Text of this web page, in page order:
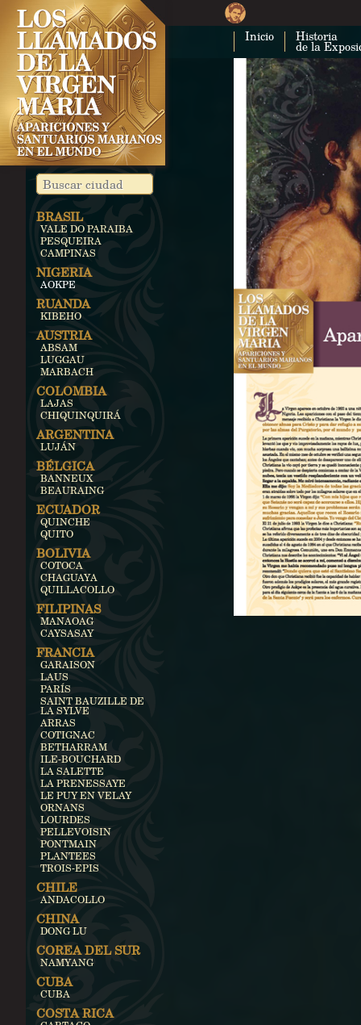
Inicio Historia
de la
BRASIL
VALE DO PARAIBA
PESQUEIRA
CAMPINAS
NIGERIA
AOKPE
RUANDA
KIBEHO
AUSTRIA
ABSAM
LUGGAU
MARBACH
COLOMBIA
LAJAS
CHIQUINQUIRÁ
ARGENTINA
LUJÁN
BÉLGICA
BANNEUX
BEAURAING
ECUADOR
QUINCHE
QUITO
BOLIVIA
COTOCA
CHAGUAYA
QUILLACOLLO
FILIPINAS
MANAOAG
CAYSASAY
FRANCIA
GARAISON
LAUS
PARÍS
SAINT BAUZILLE DE
LA SYLVE
ARRAS
COTIGNAC
BETHARRAM
ILE-BOUCHARD
LA SALETTE
LA PRENESSAYE
LE PUY EN VELAY
ORNANS
LOURDES
PELLEVOISIN
PONTMAIN
PLANTEES
TROIS-EPIS
CHILE
ANDACOLLO
CHINA
DONG LU
COREA DEL SUR
NAMYANG
CUBA
CUBA
COSTA RICA